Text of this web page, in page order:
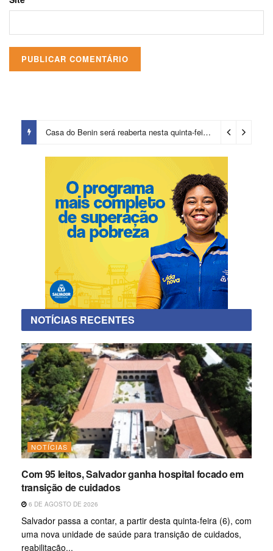
Casa do Benin será reaberta nesta quinta-feira (6) 4 dias ago
NOTÍCIAS RECENTES
NOTÍCIAS
Com 95 leitos, Salvador ganha hospital focado em
transição de cuidados
6 DE AGOSTO DE 2026
Salvador passa a contar, a partir desta quinta-feira (6), com
uma nova unidade de saúde para transição de cuidados,
reabilitação...